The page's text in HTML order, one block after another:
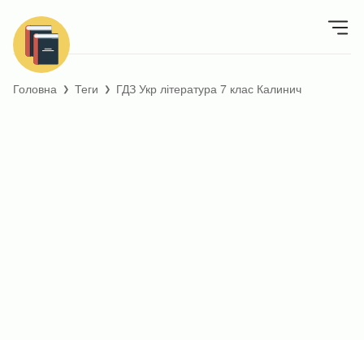
Головна ❯ Теги ❯ ГДЗ Укр література 7 клас Калинич